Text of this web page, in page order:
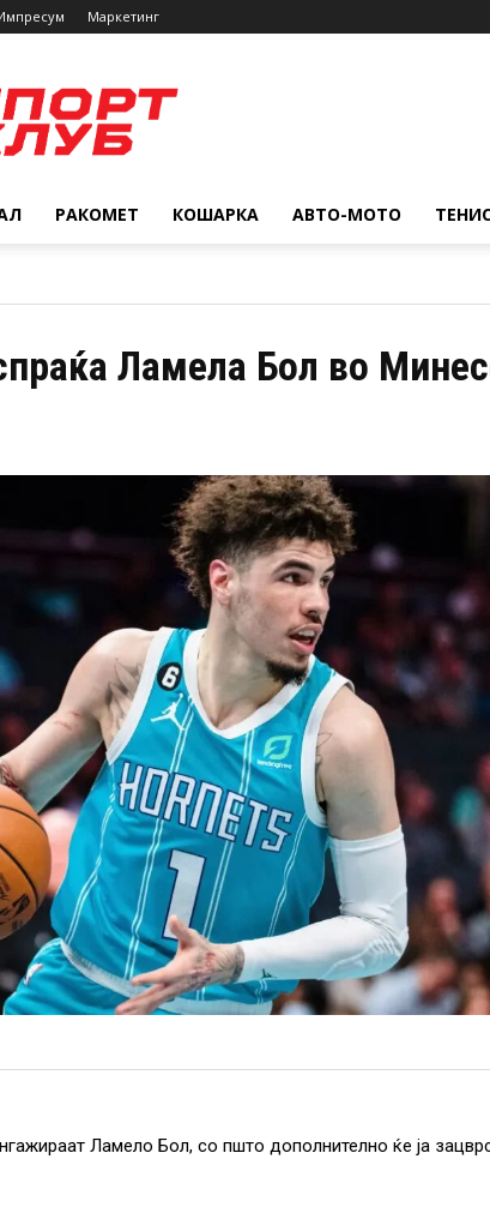
Маркетинг
РАКОМЕТ КОШАРКА АВТО-МОТО
Ламела Бол во
Ламело Бол, со пшто дополнително ќе ја